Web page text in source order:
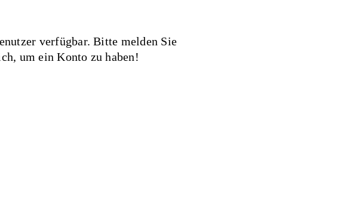
verfügbar. Bitte melden Sie
um ein Konto zu haben!